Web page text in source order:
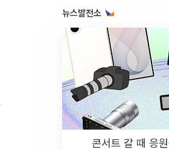
뉴스발전소
콘서트 갈 때 응